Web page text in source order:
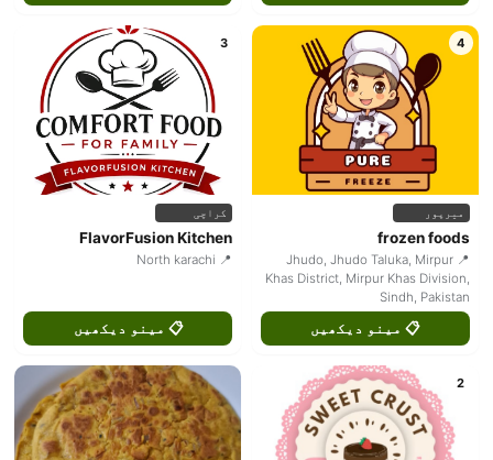
4
میرپور
frozen foods
📍 Jhudo, Jhudo Taluka, Mirpur
Khas District, Mirpur Khas Division,
Sindh, Pakistan
📋 مینو دیکھیں
3
کراچی
FlavorFusion Kitchen
📍 North karachi
📋 مینو دیکھیں
2